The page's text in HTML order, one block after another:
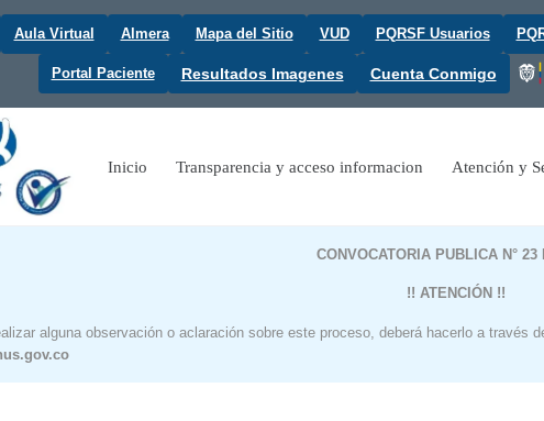
Aula Virtual Almera Mapa del Sitio VUD PQRSF Usuarios
Portal Paciente Resultados Imagenes Cuenta Conmigo
Inicio Transparencia y acceso informacion Atención y
CONVOCATORIA PUBLICA N° 23
!! ATENCIÓN !!
alguna observación o aclaración sobre este proceso, deberá hacerlo a través